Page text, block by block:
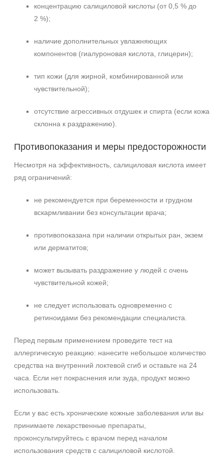
концентрацию салициловой кислоты (от 0,5 % до
2 %);
наличие дополнительных увлажняющих
компонентов (гиалуроновая кислота, глицерин);
тип кожи (для жирной, комбинированной или
чувствительной);
отсутствие агрессивных отдушек и спирта (если кожа
склонна к раздражению).
Противопоказания и меры предосторожности
Несмотря на эффективность, салициловая кислота имеет
ряд ограничений:
не рекомендуется при беременности и грудном
вскармливании без консультации врача;
противопоказана при наличии открытых ран, экзем
или дерматитов;
может вызывать раздражение у людей с очень
чувствительной кожей;
не следует использовать одновременно с
ретиноидами без рекомендации специалиста.
Перед первым применением проведите тест на
аллергическую реакцию: нанесите небольшое количество
средства на внутренний локтевой сгиб и оставьте на 24
часа. Если нет покраснения или зуда, продукт можно
использовать.
Если у вас есть хронические кожные заболевания или вы
принимаете лекарственные препараты,
проконсультируйтесь с врачом перед началом
использования средств с салициловой кислотой.